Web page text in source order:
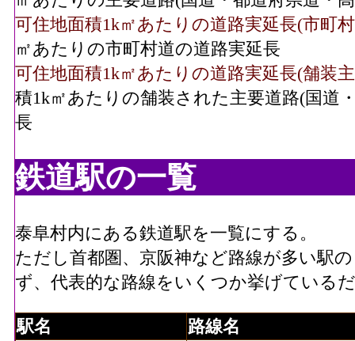
可住地面積1k㎡あたりの道路実延長(市町
㎡あたりの市町村道の道路実延長
可住地面積1k㎡あたりの道路実延長(舗装
積1k㎡あたりの舗装された主要道路(国道
長
鉄道駅の一覧
泰阜村内にある鉄道駅を一覧にする。
ただし首都圏、京阪神など路線が多い駅
ず、代表的な路線をいくつか挙げている
駅名
路線名